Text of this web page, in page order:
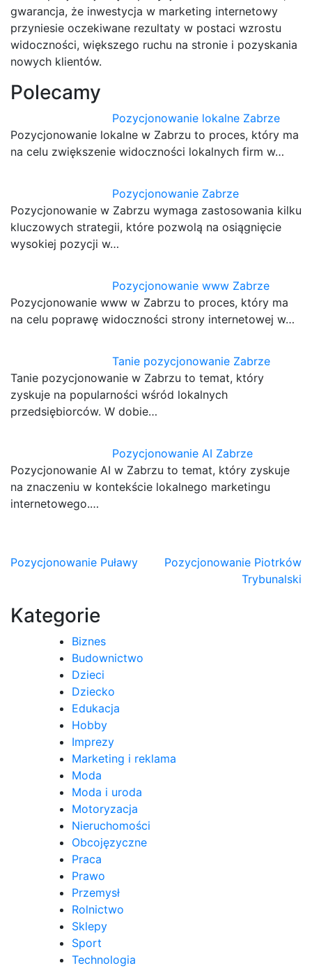
gwarancja, że inwestycja w marketing internetowy
przyniesie oczekiwane rezultaty w postaci wzrostu
widoczności, większego ruchu na stronie i pozyskania
nowych klientów.
Polecamy
Pozycjonowanie lokalne Zabrze
Pozycjonowanie lokalne w Zabrzu to proces, który ma
na celu zwiększenie widoczności lokalnych firm w…
Pozycjonowanie Zabrze
Pozycjonowanie w Zabrzu wymaga zastosowania kilku
kluczowych strategii, które pozwolą na osiągnięcie
wysokiej pozycji w…
Pozycjonowanie www Zabrze
Pozycjonowanie www w Zabrzu to proces, który ma
na celu poprawę widoczności strony internetowej w…
Tanie pozycjonowanie Zabrze
Tanie pozycjonowanie w Zabrzu to temat, który
zyskuje na popularności wśród lokalnych
przedsiębiorców. W dobie…
Pozycjonowanie AI Zabrze
Pozycjonowanie AI w Zabrzu to temat, który zyskuje
na znaczeniu w kontekście lokalnego marketingu
internetowego.…
Nawigacja
Pozycjonowanie Puławy
Pozycjonowanie Piotrków
Trybunalski
Kategorie
Biznes
Budownictwo
Dzieci
Dziecko
Edukacja
Hobby
Imprezy
Marketing i reklama
Moda
Moda i uroda
Motoryzacja
Nieruchomości
Obcojęzyczne
Praca
Prawo
Przemysł
Rolnictwo
Sklepy
Sport
Technologia